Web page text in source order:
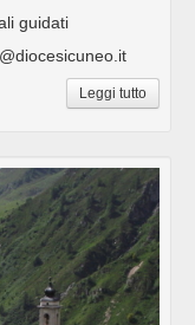
guidati
Leggi tutto